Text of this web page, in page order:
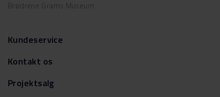
Brødrene Grams Museum
Kundeservice
Kontakt os
Projektsalg